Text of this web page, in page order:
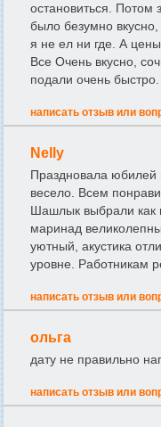
остановиться.
было безумно
я не ел ни где. А
Все Очень вкусно,
подали очень
написать отзыв или
Nelly
Праздновала юбилей
весело. Всем
Шашлык выбрали как
маринад
уютный, акустика
уровне. Работникам
написать отзыв или
ольга
дату не правильно
написать отзыв или